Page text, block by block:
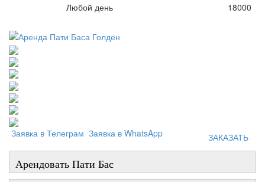
Любой день
18000
Заявка в Телеграм Заявка в WhatsApp ЗАКАЗАТЬ
Арендовать Пати Бас